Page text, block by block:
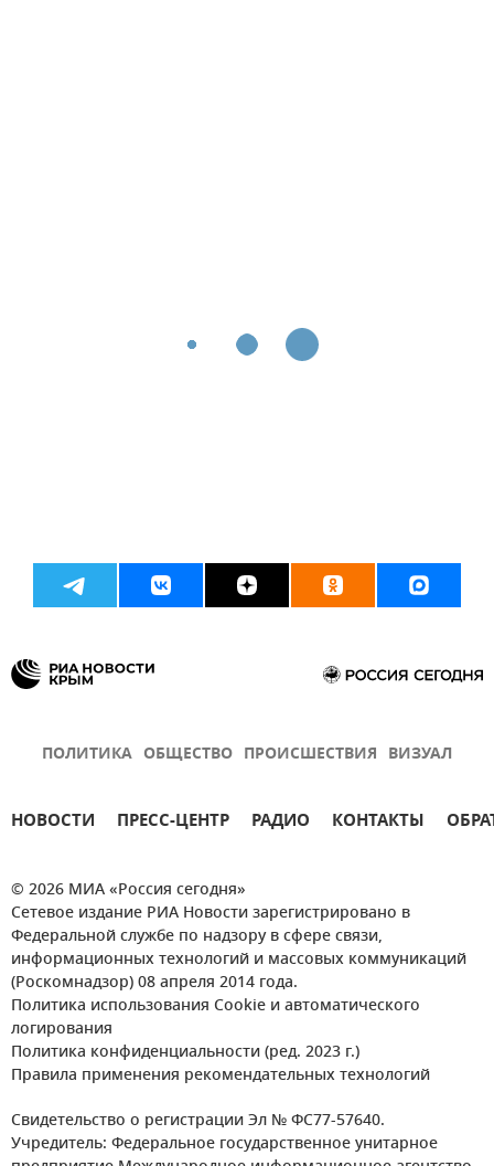
ПОЛИТИКА ОБЩЕСТВО ПРОИСШЕСТВИЯ ВИЗУАЛ
НОВОСТИ ПРЕСС-ЦЕНТР РАДИО КОНТАКТЫ
© 2026 МИА «Россия сегодня»
Сетевое издание РИА Новости зарегистрировано в
Федеральной службе по надзору в сфере связи,
информационных технологий и массовых коммуникаций
(Роскомнадзор) 08 апреля 2014 года.
Политика использования Cookie и автоматического
логирования
Политика конфиденциальности (ред. 2023 г.)
Правила применения рекомендательных технологий
Свидетельство о регистрации Эл № ФС77-57640.
Учредитель: Федеральное государственное унитарное